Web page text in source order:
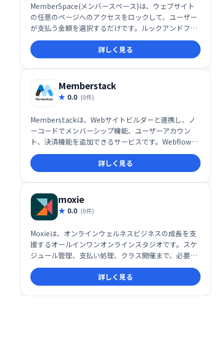
MemberSpace(メンバースペース)は、ウェブサイト
の任意のページへのアクセスをロックして、ユーザー
が支払う金額を選択するだけです。ルックアンドフィ
ールを100％制御しながら、コース、ビデオチュート
リアル、メンバーディレクトリなど、好きなもののメ
ンバーシップを作成します。
詳しく見る
Memberstack
0.0 (0件)
Memberstackは、Webサイトビルダーと連携し、ノ
ーコードでメンバーシップ機能、ユーザーアカウン
ト、決済機能を追加できるサービスです。Webflowと
の相性抜群で、簡単に設定でき、無料プランでテスト
可能。収益に応じて料金プランを選択でき、最小プラ
ン(月額25ドル)では最大1200ドルの収益まで対応、無
制限の有料メンバーと1万人の無料メンバーを利用で
きます。
詳しく見る
moxie
0.0 (0件)
Moxieは、オンラインウェルネスビジネスの成長を支
援するオールインワンオンラインスタジオです。スケ
ジュール管理、支払い処理、クラス開催まで、必要な
機能を1つのプラットフォームで提供します。複雑な
作業をシンプルに効率化し、ビジネス拡大に集中でき
る環境を提供します。 あなたのオンラインウェルネス
ビジネスを、Moxieで次のレベルへ。
詳しく見る